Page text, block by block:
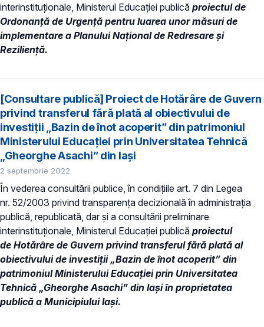
interinstituționale, Ministerul Educaţiei publică proiectul de
Ordonanță de Urgență pentru luarea unor măsuri de
implementare a Planului Național de Redresare și
Reziliență.
[Consultare publică] Proiect de Hotărâre de Guvern
privind transferul fără plată al obiectivului de
investiții „Bazin de înot acoperit” din patrimoniul
Ministerului Educației prin Universitatea Tehnică
„Gheorghe Asachi” din Iaşi
2 septembrie 2022
În vederea consultării publice, în condiţiile art. 7 din Legea
nr. 52/2003 privind transparenţa decizională în administraţia
publică, republicată, dar și a consultării preliminare
interinstituționale, Ministerul Educaţiei publică proiectul
de Hotărâre de Guvern privind transferul fără plată al
obiectivului de investiții „Bazin de înot acoperit” din
patrimoniul Ministerului Educației prin Universitatea
Tehnică „Gheorghe Asachi” din Iaşi în proprietatea
publică a Municipiului Iași.